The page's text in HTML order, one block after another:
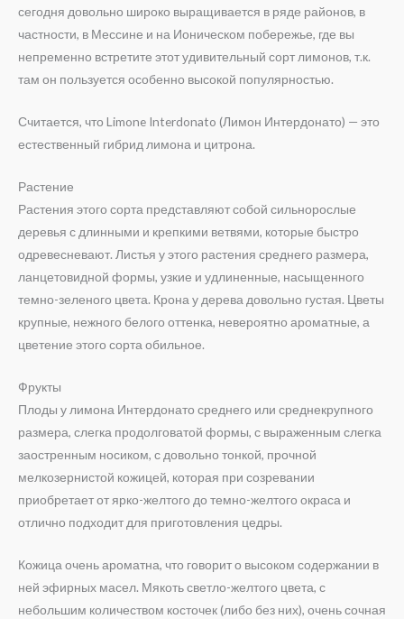
сегодня довольно широко выращивается в ряде районов, в
частности, в Мессине и на Ионическом побережье, где вы
непременно встретите этот удивительный сорт лимонов, т.к.
там он пользуется особенно высокой популярностью.
Считается, что Limone Interdonato (Лимон Интердонато) — это
естественный гибрид лимона и цитрона.
Растение
Растения этого сорта представляют собой сильнорослые
деревья с длинными и крепкими ветвями, которые быстро
одревесневают. Листья у этого растения среднего размера,
ланцетовидной формы, узкие и удлиненные, насыщенного
темно-зеленого цвета. Крона у дерева довольно густая. Цветы
крупные, нежного белого оттенка, невероятно ароматные, а
цветение этого сорта обильное.
Фрукты
Плоды у лимона Интердонато среднего или среднекрупного
размера, слегка продолговатой формы, с выраженным слегка
заостренным носиком, с довольно тонкой, прочной
мелкозернистой кожицей, которая при созревании
приобретает от ярко-желтого до темно-желтого окраса и
отлично подходит для приготовления цедры.
Кожица очень ароматна, что говорит о высоком содержании в
ней эфирных масел. Мякоть светло-желтого цвета, с
небольшим количеством косточек (либо без них), очень сочная